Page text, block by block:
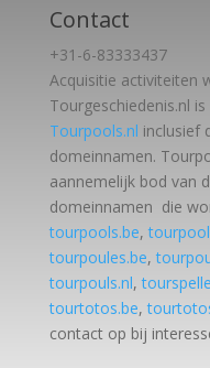
Contact
+31-6-83333437
Acquisitie activiteiten
Tourgeschiedenis.nl
Tourpools.nl inclusief
domeinnamen.
aannemelijk bod van
domeinnamen die
tourpools.be,
tourpoules.be,
tourpouls.nl,
tourtotos.be,
contact op bij